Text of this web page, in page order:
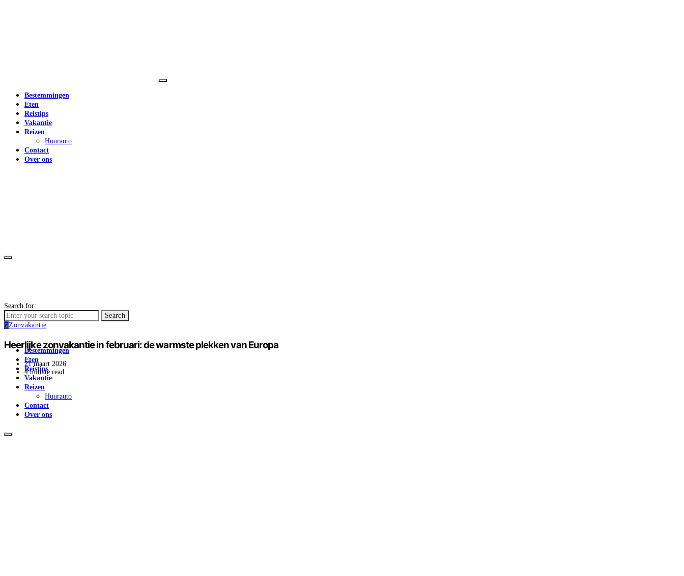
Bestemmingen
Eten
Reistips
Vakantie
Reizen
Huurauto
Contact
Over ons
Bestemmingen
Eten
Reistips
Vakantie
Reizen
Huurauto
Contact
Over ons
Search for:
Search
ZZonvakantie
Heerlijke zonvakantie in februari: de warmste plekken van Europa
21 maart 2026
4 minute read